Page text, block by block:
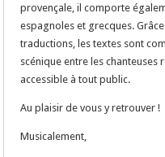
provençale, il comporte
espagnoles et grecques.
traductions, les textes sont
scénique entre les chanteuses
accessible à tout public.
Au plaisir de vous y retrouver !
Musicalement,